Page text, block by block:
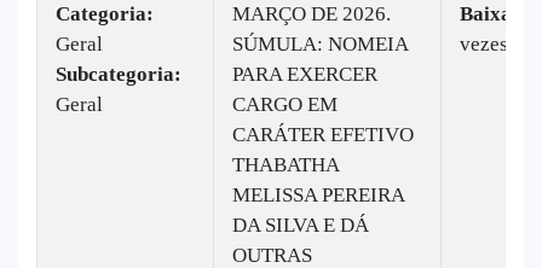
Categoria:
Geral
Subcategoria:
Geral
MARÇO DE 2026.
SÚMULA: NOMEIA
PARA EXERCER
CARGO EM
CARÁTER EFETIVO
THABATHA
MELISSA PEREIRA
DA SILVA E DÁ
OUTRAS
Baixado:
vezes